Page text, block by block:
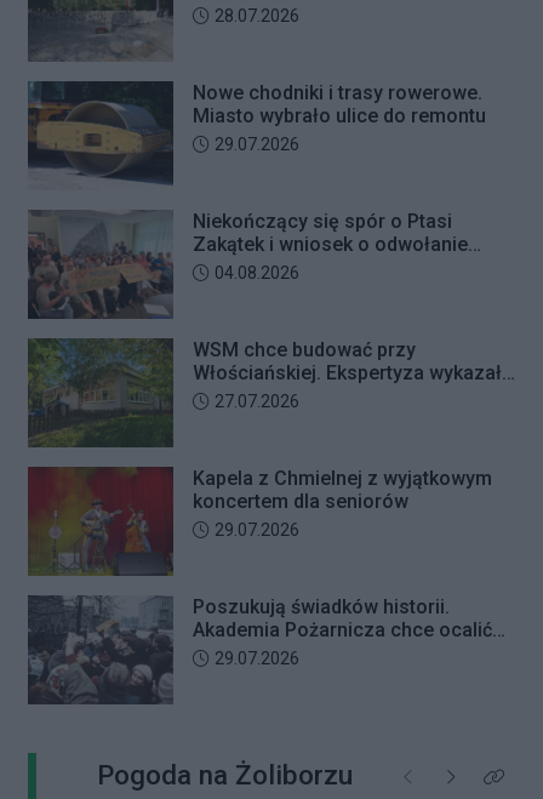
Mężczyzna usłyszał zarzut
Bielanach
Data dodania artykułu:
28.07.2026
Nowe chodniki i trasy rowerowe.
Miasto wybrało ulice do remontu
Data dodania artykułu:
29.07.2026
Niekończący się spór o Ptasi
Zakątek i wniosek o odwołanie
przewodniczącego Rady Dzielnicy
Data dodania artykułu:
04.08.2026
WSM chce budować przy
Włościańskiej. Ekspertyza wykazała
problemy z gruntem pod
Data dodania artykułu:
27.07.2026
Kapela z Chmielnej z wyjątkowym
koncertem dla seniorów
Data dodania artykułu:
29.07.2026
Poszukują świadków historii.
Akademia Pożarnicza chce ocalić
wspomnienia z pamiętnego strajku
Data dodania artykułu:
29.07.2026
Pogoda na Żoliborzu Poprzednie
NastępneKliknij